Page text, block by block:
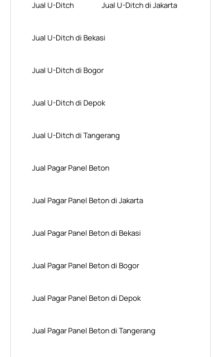
Jual U-Ditch Jual U-Ditch di Jakarta
Jual U-Ditch di Bekasi
Jual U-Ditch di Bogor
Jual U-Ditch di Depok
Jual U-Ditch di Tangerang
Jual Pagar Panel Beton
Jual Pagar Panel Beton di Jakarta
Jual Pagar Panel Beton di Bekasi
Jual Pagar Panel Beton di Bogor
Jual Pagar Panel Beton di Depok
Jual Pagar Panel Beton di Tangerang